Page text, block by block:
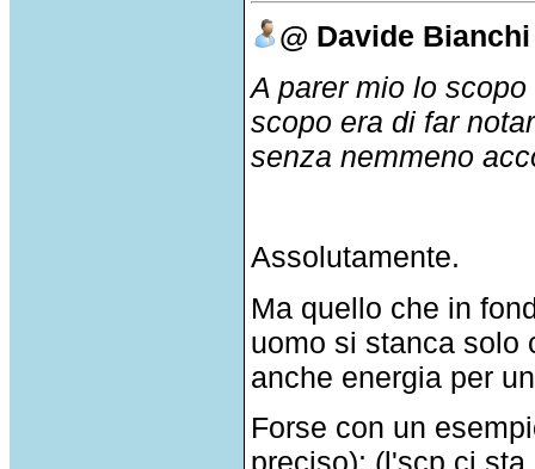
@ Davide Bianchi
A parer mio lo
scopo era di far
senza nemmeno
Assolutamente.
Ma quello che in
uomo si stanca solo
anche energia per
Forse con un
preciso): (l'scp ci